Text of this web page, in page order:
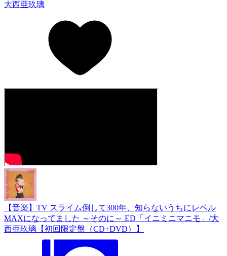
大西亜玖璃
【音楽】TV スライム倒して300年、知らないうちにレベル
MAXになってました ～そのに～ ED「イニミニマニモ」/大
西亜玖璃【初回限定盤（CD+DVD）】